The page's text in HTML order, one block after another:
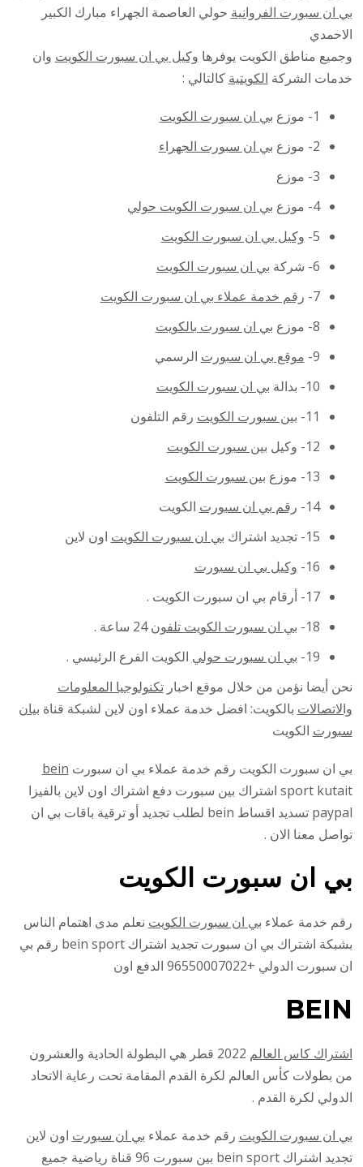
بي ان سبورت الفروانية حولي العاصمة الجهراء مبارك الكبير
الاحمدي
وجميع مناطق الكويت يوفرها وكيل بي ان سبورت الكويت وان
خدمات الشركة الكويتية كالتالي :
1- موزع
بي ان سبورت الكويت
2- موزع
بي ان سبورت الجهراء
3- موزع
4- موزع
بي ان سبورت الكويت حولي
5- وكيل بي ان سبورت الكويت
6- شركة
بي ان سبورت الكويت
7- رقم خدمة عملاء بي ان سبورت الكويت
8- موزع
بي ان سبورت بالكويت
9- موقع بي ان سبورت الرسمي
10- بدالة
بي ان سبورت الكويت
11- بين سبورت الكويت رقم التلفون
12- وكيل
بين سبورت الكويت
13- موزع
بين سبورت الكويت
14- رقم بي ان سبورت الكويت
15- تجديد اشتراك
بي ان سبورت الكويت اون لاين
16- وكيل بي ان سبورت
17- أرقام بي ان سبورت الكويت .
18- بي ان سبورت الكويت تلفون24 ساعة .
19- بي ان سبورت حولي الكويت الفرع الرئيسي .
نحن أيضا نؤمن من خلال موقع اخبارتكنولوجيا المعلومات
والاتصالات بالكويت: افضل خدمة عملاء اون لاين لشبكة قناة بيان
سبورت الكويت
بي ان سبورت الكويت رقم خدمة عملاء بي ان سبورت bein
sport kutait اشتراك بين سبورت دفع اشتراك اون لاين بالفيزا
paypal تسديد اقساط bein لطلب تجديد أو ترقية باقات بي ان
تواصل معنا الان .
بي ان سبورت الكويت
رقم خدمة عملاء بي ان سبورت الكويت نعلم مدى اهتمام الناس
بشبكة اشتراك بي ان سبورت تجديد اشتراك bein sport رقم بي
ان سبورت الدولي +96550007022 الدفع اون
BEIN
اشتراك كاس العالم
2022 قطر هي البطولة الحادية والعشرون
من بطولات كأس العالم لكرة القدم المقامة تحت رعاية الاتحاد
الدولي لكرة القدم .
بي ان سبورت الكويت رقم خدمة عملاء بي ان سبورت اون لاين
تجديد اشتراك bein sport بين سبورت 96 قناة رياضية جميع